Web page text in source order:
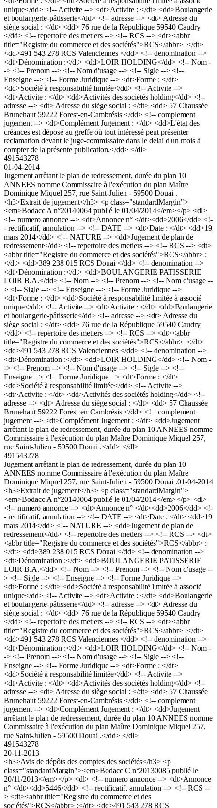
unique</dd> <!-- Activite --> <dt>Activite : </dt> <dd>Boulangerie
et boulangerie-pâtisserie</dd> <!-- adresse --> <dt> Adresse du
siège social : </dt> <dd> 76 rue de la République 59540 Caudry
</dd> <!-- repertoire des metiers --> <!-- RCS --> <dt><abbr
title="Registre du commerce et des sociétés">RCS</abbr> :</dt>
<dd>491 543 278 RCS Valenciennes </dd> <!-- denomination -->
<dt>Dénomination :</dt> <dd>LOIR HOLDING</dd> <!-- Nom -
-> <!-- Prenom --> <!-- Nom d'usage --> <!-- Sigle --> <!--
Enseigne --> <!-- Forme Juridique --> <dt>Forme : </dt>
<dd>Société à responsabilité limitée</dd> <!-- Activite -->
<dt>Activite : </dt> <dd>Activités des sociétés holding</dd> <!--
adresse --> <dt> Adresse du siège social : </dt> <dd> 57 Chaussée
Brunehaut 59222 Forest-en-Cambrésis </dd> <!-- complement
jugement --> <dt>Complément Jugement : </dt> <dd>L'état des
créances est déposé au greffe où tout intéressé peut présenter
réclamation devant le juge-commissaire dans le délai d'un mois à
compter de la présente publication.</dd> </dl>
491543278
01-04-2014
Jugement arrêtant le plan de redressement, durée du plan 10
ANNEES nomme Commissaire à l'exécution du plan Maître
Dominique Miquel 257, rue Saint-Julien - 59500 Douai .
<h3>Extrait de jugement</h3> <p class="standardMargin">
<em>Bodacc A n°20140064 publié le 01/04/2014</em></p> <dl>
<!-- numero annonce --> <dt>Annonce n° </dt><dd>2006</dd> <!-
- rectificatif, annulation --> <!-- DATE --> <dt>Date : </dt> <dd>19
mars 2014</dd> <!-- NATURE --> <dd>Jugement de plan de
redressement</dd> <!-- repertoire des metiers --> <!-- RCS --> <dt>
<abbr title="Registre du commerce et des sociétés">RCS</abbr> :
</dt> <dd>389 238 015 RCS Douai </dd> <!-- denomination -->
<dt>Dénomination :</dt> <dd>BOULANGERIE PATISSERIE
LOIR B.A.</dd> <!-- Nom --> <!-- Prenom --> <!-- Nom d'usage --
> <!-- Sigle --> <!-- Enseigne --> <!-- Forme Juridique -->
<dt>Forme : </dt> <dd>Société à responsabilité limitée à associé
unique</dd> <!-- Activite --> <dt>Activite : </dt> <dd>Boulangerie
et boulangerie-pâtisserie</dd> <!-- adresse --> <dt> Adresse du
siège social : </dt> <dd> 76 rue de la République 59540 Caudry
</dd> <!-- repertoire des metiers --> <!-- RCS --> <dt><abbr
title="Registre du commerce et des sociétés">RCS</abbr> :</dt>
<dd>491 543 278 RCS Valenciennes </dd> <!-- denomination -->
<dt>Dénomination :</dt> <dd>LOIR HOLDING</dd> <!-- Nom -
-> <!-- Prenom --> <!-- Nom d'usage --> <!-- Sigle --> <!--
Enseigne --> <!-- Forme Juridique --> <dt>Forme : </dt>
<dd>Société à responsabilité limitée</dd> <!-- Activite -->
<dt>Activite : </dt> <dd>Activités des sociétés holding</dd> <!--
adresse --> <dt> Adresse du siège social : </dt> <dd> 57 Chaussée
Brunehaut 59222 Forest-en-Cambrésis </dd> <!-- complement
jugement --> <dt>Complément Jugement : </dt> <dd>Jugement
arrêtant le plan de redressement, durée du plan 10 ANNEES nomme
Commissaire à l'exécution du plan Maître Dominique Miquel 257,
rue Saint-Julien - 59500 Douai .</dd> </dl>
491543278
Jugement arrêtant le plan de redressement, durée du plan 10
ANNEES nomme Commissaire à l'exécution du plan Maître
Dominique Miquel 257, rue Saint-Julien - 59500 Douai .01-04-2014
<h3>Extrait de jugement</h3> <p class="standardMargin">
<em>Bodacc A n°20140064 publié le 01/04/2014</em></p> <dl>
<!-- numero annonce --> <dt>Annonce n° </dt><dd>2006</dd> <!-
- rectificatif, annulation --> <!-- DATE --> <dt>Date : </dt> <dd>19
mars 2014</dd> <!-- NATURE --> <dd>Jugement de plan de
redressement</dd> <!-- repertoire des metiers --> <!-- RCS --> <dt>
<abbr title="Registre du commerce et des sociétés">RCS</abbr> :
</dt> <dd>389 238 015 RCS Douai </dd> <!-- denomination -->
<dt>Dénomination :</dt> <dd>BOULANGERIE PATISSERIE
LOIR B.A.</dd> <!-- Nom --> <!-- Prenom --> <!-- Nom d'usage --
> <!-- Sigle --> <!-- Enseigne --> <!-- Forme Juridique -->
<dt>Forme : </dt> <dd>Société à responsabilité limitée à associé
unique</dd> <!-- Activite --> <dt>Activite : </dt> <dd>Boulangerie
et boulangerie-pâtisserie</dd> <!-- adresse --> <dt> Adresse du
siège social : </dt> <dd> 76 rue de la République 59540 Caudry
</dd> <!-- repertoire des metiers --> <!-- RCS --> <dt><abbr
title="Registre du commerce et des sociétés">RCS</abbr> :</dt>
<dd>491 543 278 RCS Valenciennes </dd> <!-- denomination -->
<dt>Dénomination :</dt> <dd>LOIR HOLDING</dd> <!-- Nom -
-> <!-- Prenom --> <!-- Nom d'usage --> <!-- Sigle --> <!--
Enseigne --> <!-- Forme Juridique --> <dt>Forme : </dt>
<dd>Société à responsabilité limitée</dd> <!-- Activite -->
<dt>Activite : </dt> <dd>Activités des sociétés holding</dd> <!--
adresse --> <dt> Adresse du siège social : </dt> <dd> 57 Chaussée
Brunehaut 59222 Forest-en-Cambrésis </dd> <!-- complement
jugement --> <dt>Complément Jugement : </dt> <dd>Jugement
arrêtant le plan de redressement, durée du plan 10 ANNEES nomme
Commissaire à l'exécution du plan Maître Dominique Miquel 257,
rue Saint-Julien - 59500 Douai .</dd> </dl>
491543278
20-11-2013
<h3>Avis de dépôts des comptes des sociétés</h3> <p
class="standardMargin"><em>Bodacc C n°20130085 publié le
20/11/2013</em></p> <dl> <!-- numero annonce --> <dt>Annonce
n° </dt><dd>5446</dd> <!-- rectificatif, annulation --> <!-- RCS --
> <dt><abbr title="Registre du commerce et des
sociétés">RCS</abbr> :</dt> <dd>491 543 278 RCS